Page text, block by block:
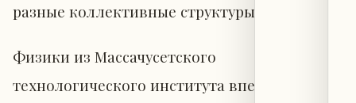
разные коллективные структуры.
Физики из Массачусетского
технологического института впервые